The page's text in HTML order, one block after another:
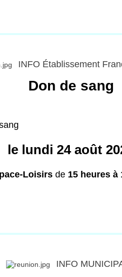
INFO Établissement
Don de sang
le lundi 24 août
Loisirsde 15 heures à
INFO